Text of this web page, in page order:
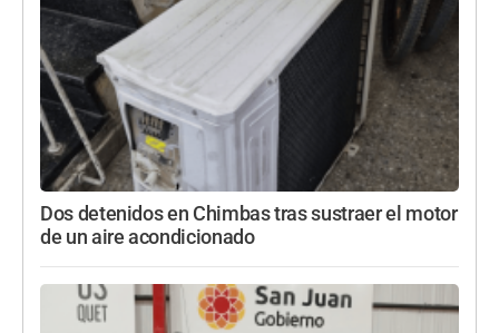
Dos detenidos en Chimbas tras sustraer el motor
de un aire acondicionado